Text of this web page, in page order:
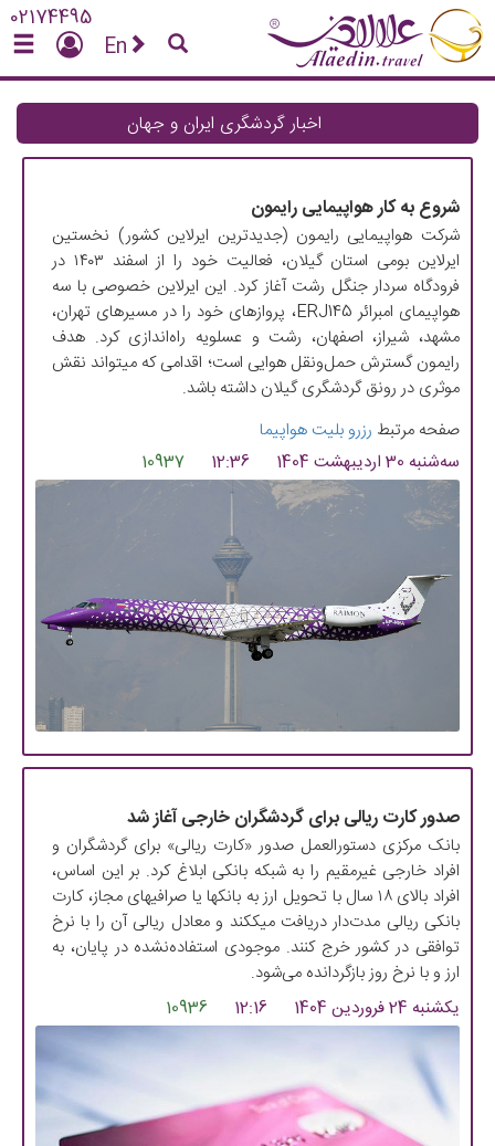
02174495
En
اخبار گردشگری ایران و جهان
شروع به کار هواپیمایی رایمون
شرکت هواپیمایی رایمون (جدیدترین ایرلاین کشور) نخستین
ایرلاین بومی استان گیلان، فعالیت خود را از اسفند ۱۴۰۳ در
فرودگاه سردار جنگل رشت آغاز کرد. این ایرلاین خصوصی با سه
هواپیمای امبرائر ERJ145، پروازهای خود را در مسیرهای تهران،
مشهد، شیراز، اصفهان، رشت و عسلویه راه‌اندازی کرد. هدف
رایمون گسترش حمل‌ونقل هوایی است؛ اقدامی که میتواند نقش
موثری در رونق گردشگری گیلان داشته باشد.
صفحه مرتبط رزرو بلیت هواپیما
ﺳﻪشنبه 30 اردیبهشت 1404
12:36
10937
صدور کارت ریالی برای گردشگران خارجی آغاز شد
بانک مرکزی دستورالعمل صدور «کارت ریالی» برای گردشگران و
افراد خارجی غیرمقیم را به شبکه بانکی ابلاغ کرد. بر این اساس،
افراد بالای ۱۸ سال با تحویل ارز به بانکها یا صرافیهای مجاز، کارت
بانکی ریالی مدت‌دار دریافت میککند و معادل ریالی آن را با نرخ
توافقی در کشور خرج کنند. موجودی استفاده‌نشده در پایان، به
ارز و با نرخ روز بازگردانده می‌شود.
یکشنبه 24 فروردین 1404
12:16
10936